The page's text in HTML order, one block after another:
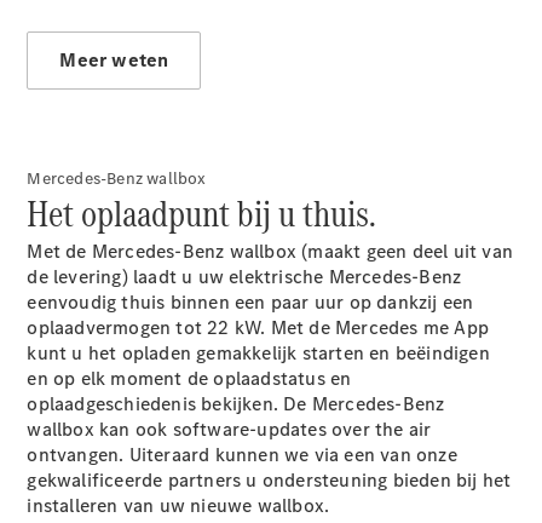
CLA
C-Klasse
Limousine
Limousine
Elektrisch
EQS
Limousine
Elektrisch
E-Klasse
Limousine
S-Klasse
S-Klasse
Lang
Mercedes-
Maybach S-
Klasse
Configurator
Meer weten
Mercedes-Benz wallbox
Het oplaadpunt bij u thuis.
Met de Mercedes-Benz wallbox (maakt geen deel uit van
de levering) laadt u uw elektrische Mercedes-Benz
eenvoudig thuis binnen een paar uur op dankzij een
oplaadvermogen tot 22 kW. Met de Mercedes me App
kunt u het opladen gemakkelijk starten en beëindigen
en op elk moment de oplaadstatus en
oplaadgeschiedenis bekijken. De Mercedes-Benz
wallbox kan ook software-updates over the air
ontvangen. Uiteraard kunnen we via een van onze
gekwalificeerde partners u ondersteuning bieden bij het
installeren van uw nieuwe wallbox.